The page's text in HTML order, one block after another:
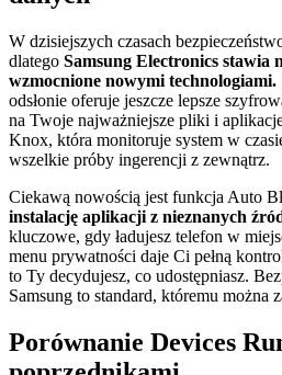
W dzisiejszych czasach
dlatego Samsung Electronics stawia
wzmocnione nowymi technologiami.
odsłonie oferuje jeszcze lepsze
na Twoje najważniejsze pliki i
Knox, która monitoruje system w
wszelkie próby ingerencji z zewnątrz.
Ciekawą nowością jest funkcja Auto
instalację aplikacji z nieznanych
kluczowe, gdy ładujesz telefon w
menu prywatności daje Ci pełną
to Ty decydujesz, co udostępniasz.
Samsung to standard, któremu można
Porównanie Devices